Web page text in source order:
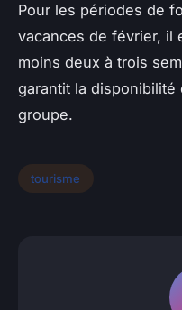
Pour les périodes de
vacances de février, il
moins deux à trois
garantit la
groupe.
tourisme